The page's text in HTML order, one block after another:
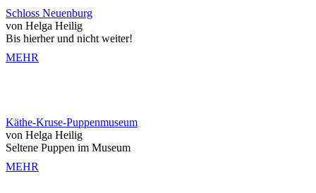
Schloss Neuenburg
von Helga Heilig
Bis hierher und nicht weiter!
MEHR
Käthe-Kruse-Puppenmuseum
von Helga Heilig
Seltene Puppen im Museum
MEHR